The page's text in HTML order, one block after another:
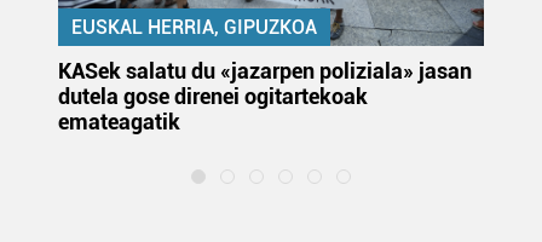
EUSKAL HERRIA, GIPUZKOA
KASek salatu du «jazarpen poliziala» jasan
dutela gose direnei ogitartekoak
emateagatik